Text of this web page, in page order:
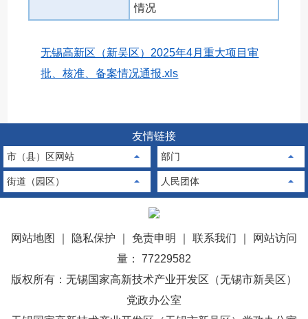
情况
无锡高新区（新吴区）2025年4月重大项目审
批、核准、备案情况通报.xls
友情链接
市（县）区网站 部门
街道（园区） 人民团体
网站地图 隐私保护 免责申明 联系我们
网站访问
量： 77229582
版权所有：无锡国家高新技术产业开发区（无锡市新吴区）
党政办公室